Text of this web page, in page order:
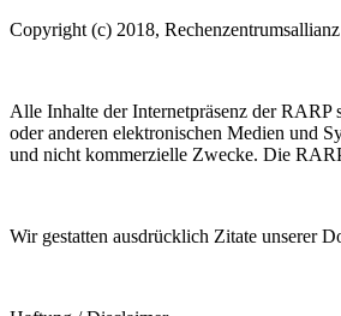
Copyright (c) 2018,
Alle Inhalte der Internetpräsenz der
oder anderen elektronischen Medien und
und nicht kommerzielle Zwecke. Die
Wir gestatten ausdrücklich Zitate unserer